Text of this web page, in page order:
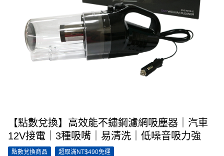
【點數兌換】高效能不鏽鋼濾網吸塵器｜汽車
12V接電｜3種吸嘴｜易清洗｜低噪音吸力強
點數兌換商品 超取滿NT$490免運